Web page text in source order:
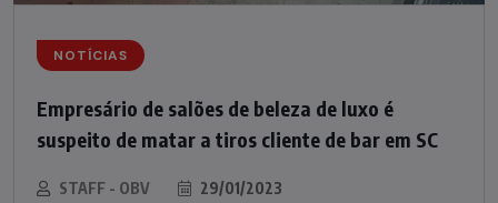
NOTÍCIAS
Empresário de salões de beleza de luxo é
suspeito de matar a tiros cliente de bar em SC
STAFF - OBV 29/01/2023